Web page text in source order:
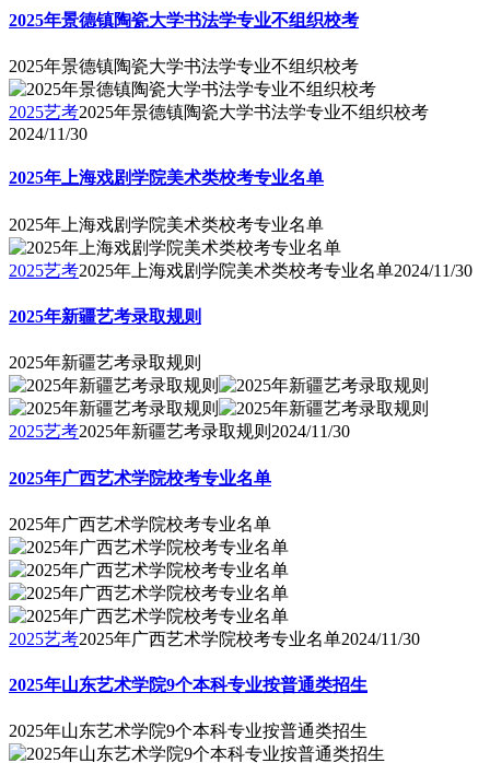
2025年景德镇陶瓷大学书法学专业不组织校考
2025年景德镇陶瓷大学书法学专业不组织校考
2025艺考2025年景德镇陶瓷大学书法学专业不组织校考
2024/11/30
2025年上海戏剧学院美术类校考专业名单
2025年上海戏剧学院美术类校考专业名单
2025艺考2025年上海戏剧学院美术类校考专业名单2024/11/30
2025年新疆艺考录取规则
2025年新疆艺考录取规则
2025艺考2025年新疆艺考录取规则 2024/11/30
2025年广西艺术学院校考专业名单
2025年广西艺术学院校考专业名单
2025艺考2025年广西艺术学院校考专业名单2024/11/30
2025年山东艺术学院9个本科专业按普通类招生
2025年山东艺术学院9个本科专业按普通类招生